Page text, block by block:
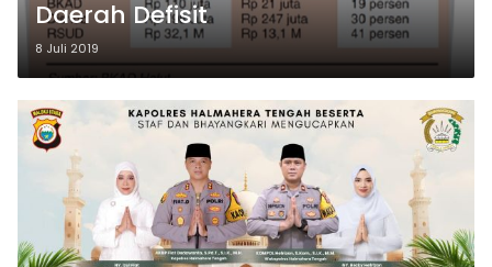
Daerah Defisit
8 Juli 2019